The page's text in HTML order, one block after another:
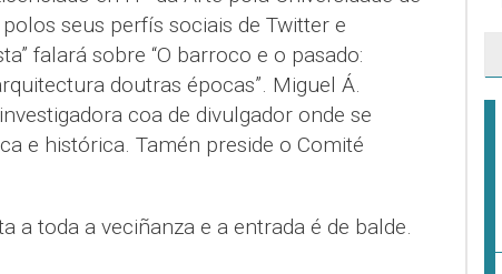
seus perfís sociais de Twitter e
falará sobre “O barroco e o pasado:
doutras épocas”. Miguel Á.
coa de divulgador onde se
e histórica. Tamén preside o Comité
a toda a veciñanza e a entrada é de balde.